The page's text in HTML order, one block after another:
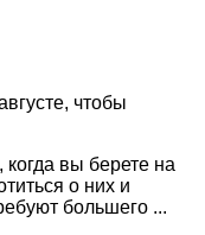
чтобы
вы берете на
о них и
большего ...